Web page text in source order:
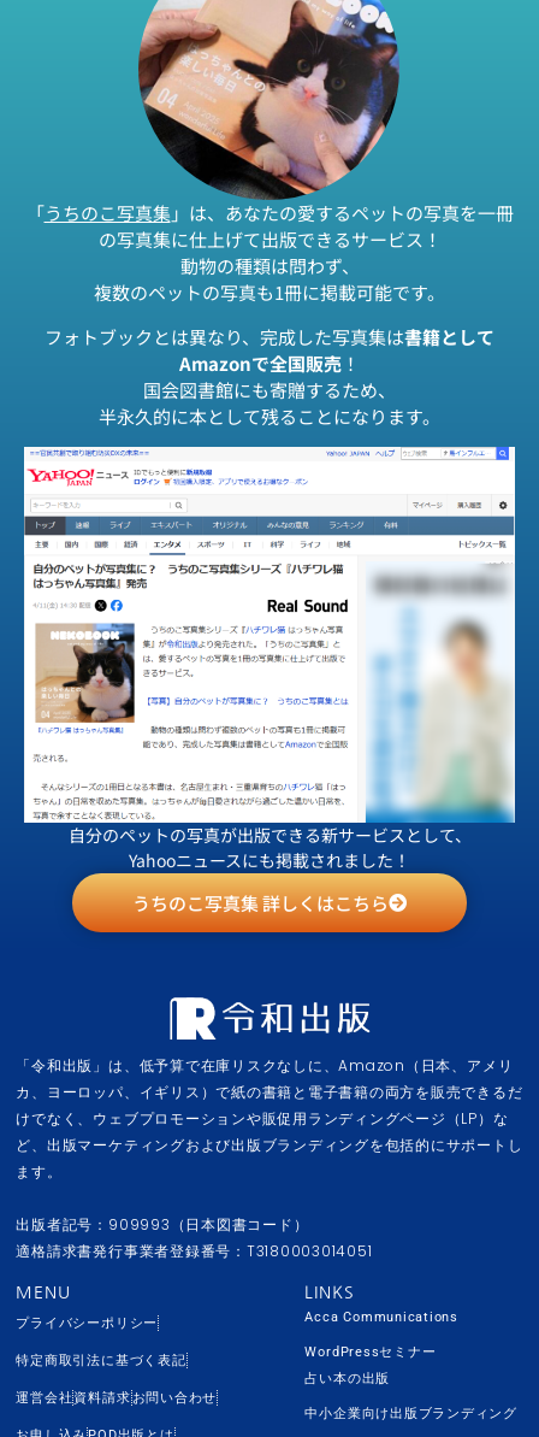
「うちのこ写真集 」は、あなたの愛するペットの写真を一冊
の写真集に仕上げて出版できるサービス！
動物の種類は問わず、
複数のペットの写真も1冊に掲載可能です。
フォトブックとは異なり、完成した写真集は書籍として
Amazonで全国販売 ！
国会図書館にも寄贈するため、
半永久的に本として残ることになります。
自分のペットの写真が出版できる新サービスとして、
Yahooニュースにも掲載されました！
うちのこ写真集 詳しくはこちら
「令和出版」は、低予算で在庫リスクなしに、Amazon（日本、アメリ
カ、ヨーロッパ、イギリス）で紙の書籍と電子書籍の両方を販売できるだ
けでなく、ウェブプロモーションや販促用ランディングページ（LP）な
ど、出版マーケティングおよび出版ブランディングを包括的にサポートし
ます。
出版者記号：909993（日本図書コード）
適格請求書発行事業者登録番号：T3180003014051
MENU
プライバシーポリシー
特定商取引法に基づく表記
運営会社資料請求お問い合わせ
LINKS
Acca Communications
WordPressセミナー
占い本の出版
中小企業向け出版ブランディング